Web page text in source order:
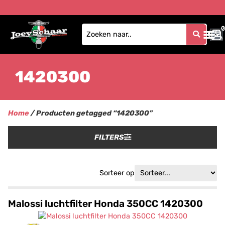
0
0
1420300
Home/ Producten getagged “1420300”
FILTERS
Sorteer op
Malossi luchtfilter Honda 350CC 1420300